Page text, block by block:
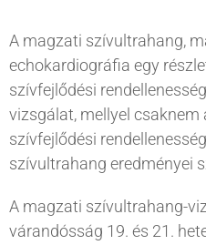
A magzati szívultrahang,
echokardiográfia egy
szívfejlődési
vizsgálat, mellyel csaknem
szívfejlődési
szívultrahang eredményei
A magzati szívultrahang-
várandósság 19. és 21.